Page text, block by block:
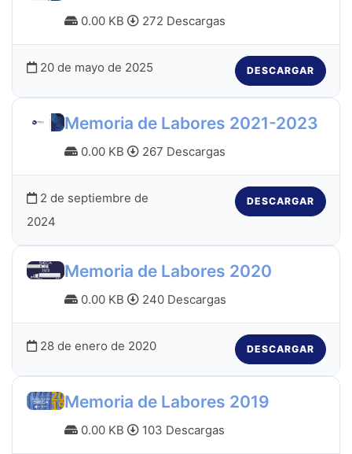
0.00 KB 272 Descargas
20 de mayo de 2025 DESCARGAR
Memoria de Labores 2021-2023
0.00 KB 267 Descargas
2 de septiembre de
2024
DESCARGAR
Memoria de Labores 2020
0.00 KB 240 Descargas
28 de enero de 2020 DESCARGAR
Memoria de Labores 2019
0.00 KB 103 Descargas